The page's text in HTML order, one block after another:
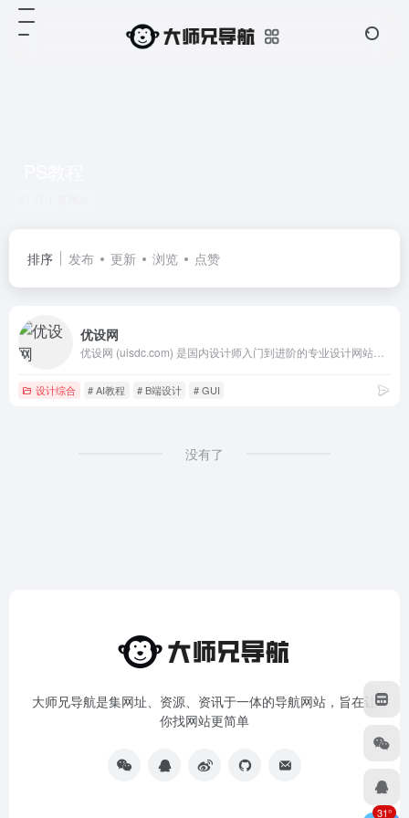
排序 发布 更新 浏览 点赞
优设网
设计综合 # AI教程 # B端设计 # GUI
没有了
大师兄导航是集网址、资源、资讯于一体的导航网站，旨在让
你找网站更简单
31°